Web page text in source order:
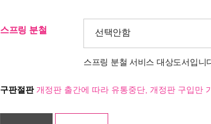
스프링 분철 선택안함
스프링 분철 서비스 대상도서입니
구판절판개정판 출간에 따라 유통중단, 개정판 구입만